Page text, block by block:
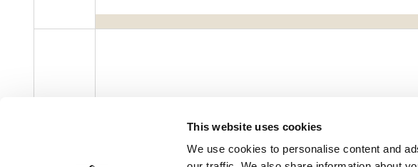
This website uses cookies
We use cookies to personalise content and